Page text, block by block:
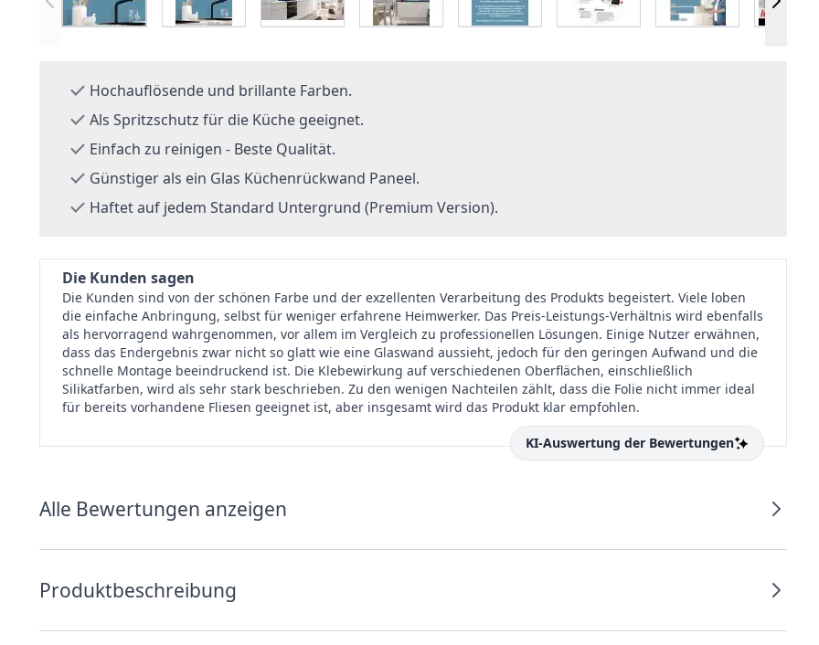
Hochauflösende und brillante Farben.
Als Spritzschutz für die Küche geeignet.
Einfach zu reinigen - Beste Qualität.
Günstiger als ein Glas Küchenrückwand Paneel.
Haftet auf jedem Standard Untergrund (Premium Version).
Die Kunden sagen
Die Kunden sind von der schönen Farbe und der exzellenten Verarbeitung des Produkts begeistert. Viele loben
die einfache Anbringung, selbst für weniger erfahrene Heimwerker. Das Preis-Leistungs-Verhältnis wird ebenfalls
als hervorragend wahrgenommen, vor allem im Vergleich zu professionellen Lösungen. Einige Nutzer erwähnen,
dass das Endergebnis zwar nicht so glatt wie eine Glaswand aussieht, jedoch für den geringen Aufwand und die
schnelle Montage beeindruckend ist. Die Klebewirkung auf verschiedenen Oberflächen, einschließlich
Silikatfarben, wird als sehr stark beschrieben. Zu den wenigen Nachteilen zählt, dass die Folie nicht immer ideal
für bereits vorhandene Fliesen geeignet ist, aber insgesamt wird das Produkt klar empfohlen.
KI-Auswertung der Bewertungen
Alle Bewertungen anzeigen
Produktbeschreibung